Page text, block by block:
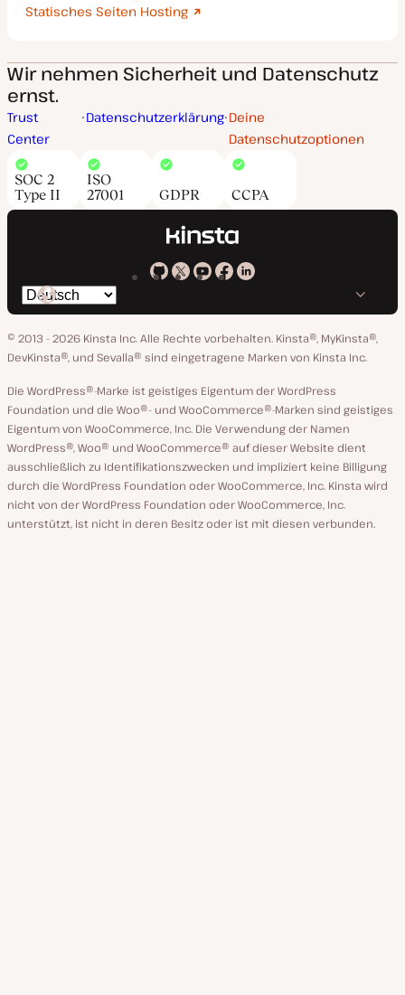
Statisches Seiten Hosting
Wir nehmen Sicherheit und Datenschutz
ernst.
Trust
Center
Datenschutzerklärung Deine
Datenschutzoptionen
SOC 2
Type II
ISO
27001
GDPR CCPA
Kinsta
GitHub
Kinsta
X
Kinsta
YouTube
Kinsta
Facebook
Kinsta
LinkedIn
Spräche
ändern
© 2013 - 2026 Kinsta Inc. Alle Rechte vorbehalten. Kinsta®, MyKinsta®,
DevKinsta®, und Sevalla® sind eingetragene Marken von Kinsta Inc.
Die WordPress®-Marke ist geistiges Eigentum der WordPress
Foundation und die Woo®- und WooCommerce®-Marken sind geistiges
Eigentum von WooCommerce, Inc. Die Verwendung der Namen
WordPress®, Woo® und WooCommerce® auf dieser Website dient
ausschließlich zu Identifikationszwecken und impliziert keine Billigung
durch die WordPress Foundation oder WooCommerce, Inc. Kinsta wird
nicht von der WordPress Foundation oder WooCommerce, Inc.
unterstützt, ist nicht in deren Besitz oder ist mit diesen verbunden.